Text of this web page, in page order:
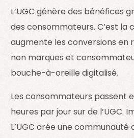
L’UGC génère des bénéfices
des consommateurs. C’est la
augmente les conversions en
non marques et
bouche-à-oreille digitalisé.
Les consommateurs passent
heures par jour sur de l’UGC.
L’UGC crée une